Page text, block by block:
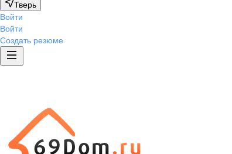
Тверь
Войти
Войти
Создать резюме